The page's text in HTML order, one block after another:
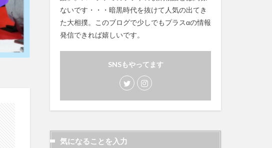
ないです・・・暗黒時代を抜けて人気の出てき
た大相撲。このブログで少しでもプラスαの情報
発信できれば嬉しいです。
SNSもやってます
気になることを入力